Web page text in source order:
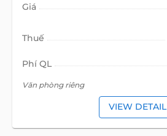
Giá
Thuế
Phí QL
Văn phòng riêng
VIEW DETAIL